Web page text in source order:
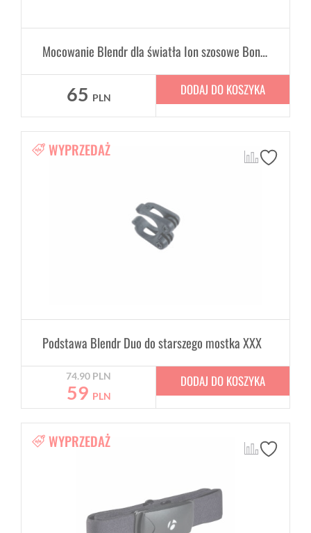
Mocowanie Blendr dla światła Ion szosowe Bontrager
65 PLN DODAJ DO KOSZYKA
WYPRZEDAŻ
Podstawa Blendr Duo do starszego mostka XXX
74.90 PLN
59 PLN
DODAJ DO KOSZYKA
WYPRZEDAŻ